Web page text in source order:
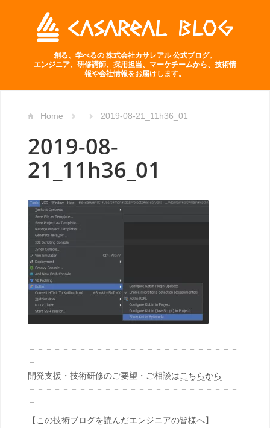
創る、学べるの 株式会社カサレアル 公式ブログ。
エンジニア、研修講師、採用担当、マーケチームから、技術情
報や会社情報をお届けします。
Home 2019-08-21_11h36_01
2019-08-
21_11h36_01
－－－－－－－－－－－－－－－－－－－－－－－－－
－
開発支援・技術研修のご要望・ご相談はこちらから
－－－－－－－－－－－－－－－－－－－－－－－－－
－
【この技術ブログを読んだエンジニアの皆様へ】